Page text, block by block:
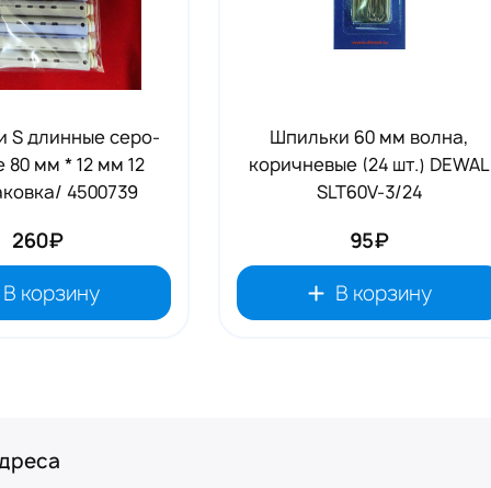
S длинные серо-
80 мм * 12 мм 12
4500739
260₽
В корзину
Шпильки 60 мм волна,
коричневые (24 шт.) DEWAL
SLT60V-3/24
95₽
В корзину